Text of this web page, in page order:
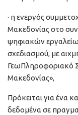
· η ενεργός
Μακεδονίας στο
ψηφιακών
σχεδιασμού, με
ΓεωΠληροφοριακό
Μακεδονίας»,
Πρόκειται για ένα
δεδομένα σε